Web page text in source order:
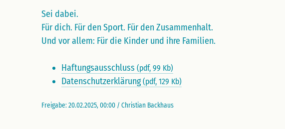
Sei dabei.
Für dich. Für den Sport. Für den Zusammenhalt.
Und vor allem: Für die Kinder und ihre Familien.
Haftungsausschluss (pdf, 99 Kb)
Datenschutzerklärung(pdf, 129 Kb)
Freigabe: 20.02.2025, 00:00 / Christian Backhaus